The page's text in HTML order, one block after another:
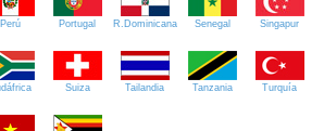
Perú Portugal R.Dominicana Senegal Singapur
Suiza Tailandia Tanzania Turquía